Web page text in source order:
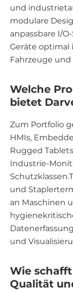
und
modulare
anpassbare I/
Geräte optimal
Fahrzeuge
Welche
bietet
Zum Portfolio
HMIs,
Rugged
Industrie-
und
an Maschinen
und
Wie
Qualität